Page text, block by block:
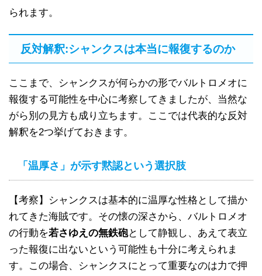
られます。
反対解釈:シャンクスは本当に報復するのか
ここまで、シャンクスが何らかの形でバルトロメオに
報復する可能性を中心に考察してきましたが、当然な
がら別の見方も成り立ちます。ここでは代表的な反対
解釈を2つ挙げておきます。
「温厚さ」が示す黙認という選択肢
【考察】シャンクスは基本的に温厚な性格として描か
れてきた海賊です。その懐の深さから、バルトロメオ
の行動を若さゆえの無鉄砲として静観し、あえて表立
った報復に出ないという可能性も十分に考えられま
す。この場合、シャンクスにとって重要なのは力で押